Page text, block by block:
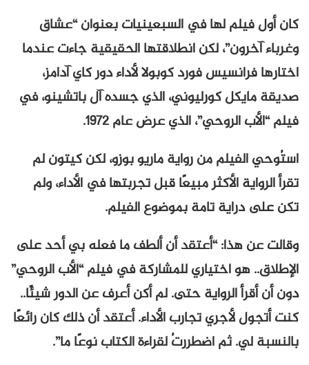
كان أول فيلم لها في السبعينيات بعنوان “عشاق
وغرباء آخرون”، لكن انطلاقتها الحقيقية جاءت عندما
اختارها فرانسيس فورد كوبولا لأداء دور كاي آدامز،
صديقة مايكل كورليوني، الذي جسده آل باتشينو، في
فيلم “الأب الروحي”، الذي عرض عام ١٩٧٢.
استُوحي الفيلم من رواية ماريو بوزو، لكن كيتون لم
تقرأ الرواية الأكثر مبيعًا قبل تجربتها في الأداء، ولم
تكن على دراية تامة بموضوع الفيلم.
وقالت عن هذا: “أعتقد أن ألطف ما فعله بي أحد على
الإطلاق.. هو اختياري للمشاركة في فيلم “الأب الروحي”
دون أن أقرأ الرواية حتى. لم أكن أعرف عن الدور شيئًا..
كنت أتجول لأجري تجارب الأداء. أعتقد أن ذلك كان رائعًا
بالنسبة لي. ثم اضطررتُ لقراءة الكتاب نوعًا ما”.